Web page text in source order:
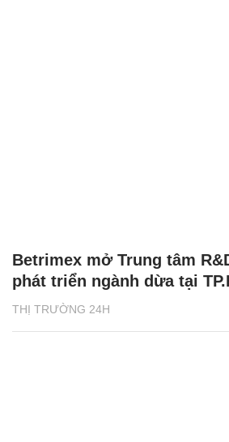
THỊ TRƯỜNG 24H
Betrimex mở Trung tâm
phát triển ngành dừa tại